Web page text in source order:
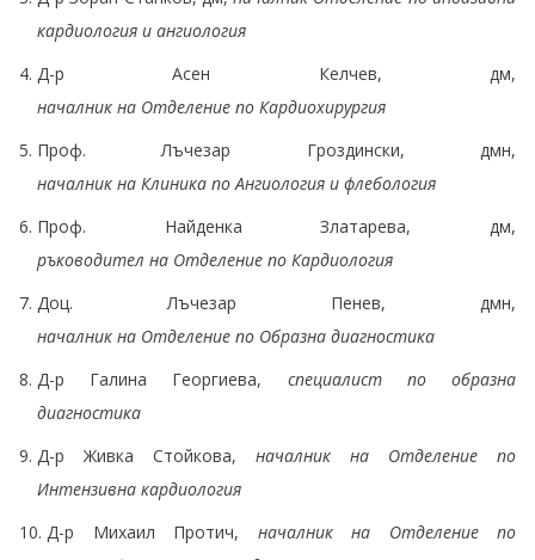
кардиология и ангиология
Д-р Асен Келчев, дм,
началник на Отделение по Кардиохирургия
Проф. Лъчезар Гроздински, дмн,
началник на Клиника по Ангиология и флебология
Проф. Найденка Златарева, дм,
ръководител на Отделение по Кардиология
Доц. Лъчезар Пенев, дмн,
началник на Отделение по Образна диагностика
Д-р Галина Георгиева, специалист по образна
диагностика
Д-р Живка Стойкова, началник на Отделение по
Интензивна кардиология
Д-р Михаил Протич, началник на Отделение по